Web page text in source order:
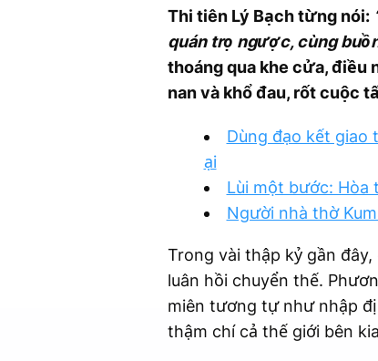
Thi tiên Lý Bạch từng nói:
quán trọ ngược, cùng
thoáng qua khe cửa, điều
nan và khổ đau, rốt cuộc
Dùng đạo kết
ại
Lùi một bước: Hòa
Người nhà thờ
Trong vài thập kỷ gần
luân hồi chuyển thế.
miên tương tự như nhập
thậm chí cả thế giới bên